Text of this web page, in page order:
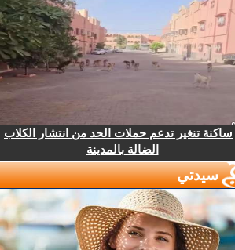
ساكنة تنغير تدعم حملات الحد من انتشار الكلاب
الضالة بالمدينة
سيدتي